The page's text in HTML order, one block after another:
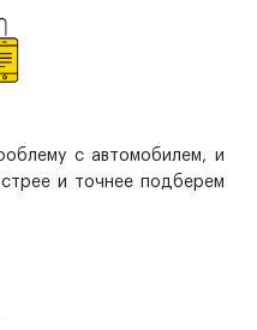
с автомобилем, и
и точнее подберем